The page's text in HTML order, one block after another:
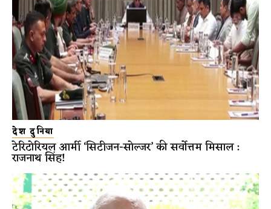
देश दुनिया
टेरिटोरियल आर्मी ‘सिटीजन-सोल्जर’ की सर्वोत्तम मिसाल :
राजनाथ सिंह!